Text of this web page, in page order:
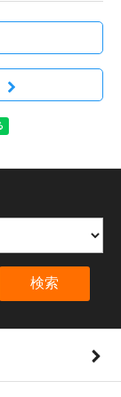
検索